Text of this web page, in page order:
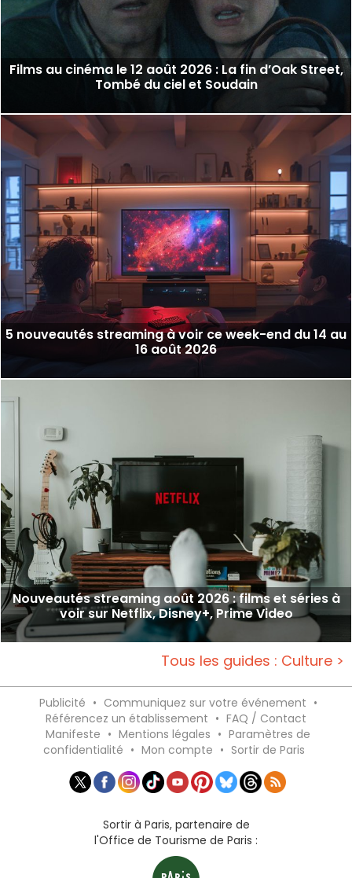
Films au cinéma le 12 août 2026 : La fin d’Oak Street,
Tombé du ciel et Soudain
5 nouveautés streaming à voir ce week-end du 14 au
16 août 2026
Nouveautés streaming août 2026 : films et séries à
voir sur Netflix, Disney+, Prime Video
Tous les guides : Culture >
Publicité • Communiquez sur votre événement •
Référencez un établissement • FAQ / Contact
Manifeste • Mentions légales • Paramètres de
confidentialité • Mon compte • Sortir de Paris
Sortir à Paris, partenaire de
l'Office de Tourisme de Paris :